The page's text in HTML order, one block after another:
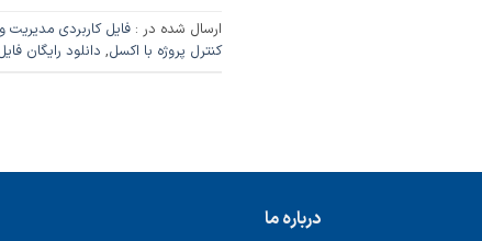
ارسال شده در : فایل کاربردی مدیریت
کنترل پروژه با اکسل, دانلود رایگان
درباره ما